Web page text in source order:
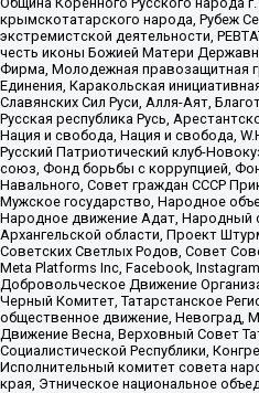
крымскотатарского народа, Рубеж
экстремистской деятельности,
честь иконы Божией Матери
Фирма, Молодежная правозащитная
Единения, Каракольская
Славянских Сил Руси, Алля-Аят,
Русская республика Русь,
Нация и свобода, Нация и свобода,
Русский Патриотический клуб-
союз, Фонд борьбы с коррупцией,
Навального, Совет граждан СССР
Мужское государство, Народное
Народное движение Адат, Народный
Архангельской области, Проект
Советских Светлых Родов, Совет
Meta Platforms Inc, Facebook,
Добровольческое Движение
Черный Комитет, Татарстанское
общественное движение, Невоград,
Движение Весна, Верховный Совет
Социалистической Республики,
Исполнительный комитет совета
края, Этническое национальное